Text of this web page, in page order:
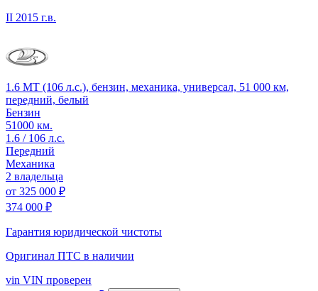
II 2015 г.в.
1.6 MT (106 л.с.), бензин, механика, универсал, 51 000 км,
передний, белый
Бензин
51000 км.
1.6 / 106 л.с.
Передний
Механика
2 владельца
от 325 000 ₽
374 000 ₽
Гарантия юридической чистоты
Оригинал ПТС в наличии
vin VIN проверен